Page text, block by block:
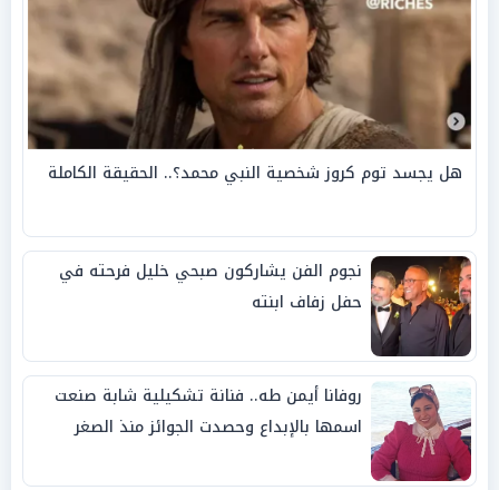
هل يجسد توم كروز شخصية النبي محمد؟.. الحقيقة الكاملة
نجوم الفن يشاركون صبحي خليل فرحته في
حفل زفاف ابنته
روفانا أيمن طه.. فنانة تشكيلية شابة صنعت
اسمها بالإبداع وحصدت الجوائز منذ الصغر